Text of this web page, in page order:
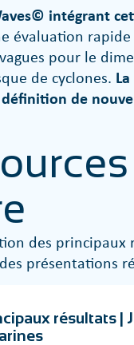
intégrant
évaluation
pour le
de cyclones.
de
des principaux
présentations
résultats |